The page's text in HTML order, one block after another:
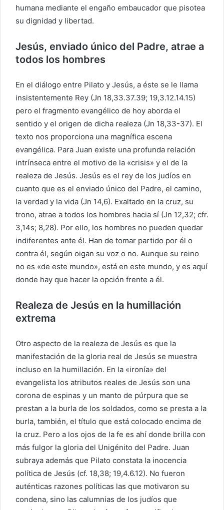
humana mediante el engaño embaucador que pisotea
su dignidad y libertad.
Jesús, enviado único del Padre, atrae a
todos los hombres
En el diálogo entre Pilato y Jesús, a éste se le llama
insistentemente Rey (Jn 18,33.37.39; 19,3.12.14.15)
pero el fragmento evangélico de hoy aborda el
sentido y el origen de dicha realeza (Jn 18,33-37). El
texto nos proporciona una magnífica escena
evangélica. Para Juan existe una profunda relación
intrínseca entre el motivo de la «crisis» y el de la
realeza de Jesús. Jesús es el rey de los judíos en
cuanto que es el enviado único del Padre, el camino,
la verdad y la vida (Jn 14,6). Exaltado en la cruz, su
trono, atrae a todos los hombres hacia sí (Jn 12,32; cfr.
3,14s; 8,28). Por ello, los hombres no pueden quedar
indiferentes ante él. Han de tomar partido por él o
contra él, según oigan su voz o no. Aunque su reino
no es «de este mundo», está en este mundo, y es aquí
donde hay que hacer la opción frente a él.
Realeza de Jesús en la humillación
extrema
Otro aspecto de la realeza de Jesús es que la
manifestación de la gloria real de Jesús se muestra
incluso en la humillación. En la «ironía» del
evangelista los atributos reales de Jesús son una
corona de espinas y un manto de púrpura que se
prestan a la burla de los soldados, como se presta a la
burla, también, el título que está colocado encima de
la cruz. Pero a los ojos de la fe es ahí donde brilla con
más fulgor la gloria del Unigénito del Padre. Juan
subraya además que Pilato constata la inocencia
política de Jesús (cf. 18,38; 19,4.6.12). No fueron
auténticas razones políticas las que motivaron su
condena, sino las calumnias de los judíos que